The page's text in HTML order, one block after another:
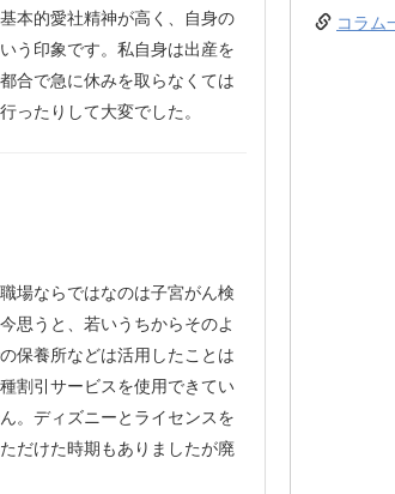
本的愛社精神が高く、自身の
う印象です。私自身は出産を
合で急に休みを取らなくては
ったりして大変でした。
場ならではなのは子宮がん検
思うと、若いうちからそのよ
保養所などは活用したことは
割引サービスを使用できてい
。ディズニーとライセンスを
だけた時期もありましたが廃
コラム